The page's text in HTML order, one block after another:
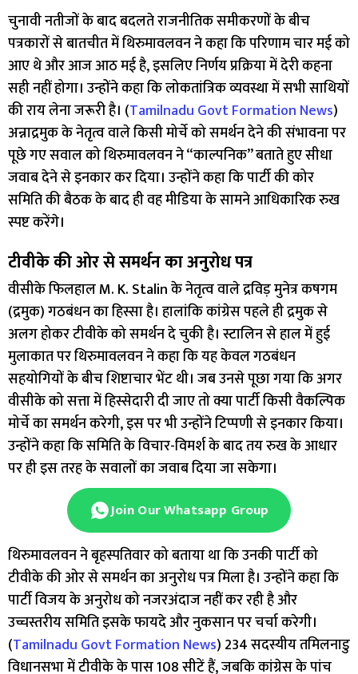
चुनावी नतीजों के बाद बदलते राजनीतिक समीकरणों के बीच
पत्रकारों से बातचीत में थिरुमावलवन ने कहा कि परिणाम चार मई को
आए थे और आज आठ मई है, इसलिए निर्णय प्रक्रिया में देरी कहना
सही नहीं होगा। उन्होंने कहा कि लोकतांत्रिक व्यवस्था में सभी साथियों
की राय लेना जरूरी है। (Tamilnadu Govt Formation News)
अन्नाद्रमुक के नेतृत्व वाले किसी मोर्चे को समर्थन देने की संभावना पर
पूछे गए सवाल को थिरुमावलवन ने “काल्पनिक” बताते हुए सीधा
जवाब देने से इनकार कर दिया। उन्होंने कहा कि पार्टी की कोर
समिति की बैठक के बाद ही वह मीडिया के सामने आधिकारिक रुख
स्पष्ट करेंगे।
टीवीके की ओर से समर्थन का अनुरोध पत्र
वीसीके फिलहालM. K. Stalinके नेतृत्व वाले द्रविड़ मुनेत्र कषगम
(द्रमुक) गठबंधन का हिस्सा है। हालांकि कांग्रेस पहले ही द्रमुक से
अलग होकर टीवीके को समर्थन दे चुकी है। स्टालिन से हाल में हुई
मुलाकात पर थिरुमावलवन ने कहा कि यह केवल गठबंधन
सहयोगियों के बीच शिष्टाचार भेंट थी। जब उनसे पूछा गया कि अगर
वीसीके को सत्ता में हिस्सेदारी दी जाए तो क्या पार्टी किसी वैकल्पिक
मोर्चे का समर्थन करेगी, इस पर भी उन्होंने टिप्पणी से इनकार किया।
उन्होंने कहा कि समिति के विचार-विमर्श के बाद तय रुख के आधार
पर ही इस तरह के सवालों का जवाब दिया जा सकेगा।
Join Our Whatsapp Group
थिरुमावलवन ने बृहस्पतिवार को बताया था कि उनकी पार्टी को
टीवीके की ओर से समर्थन का अनुरोध पत्र मिला है। उन्होंने कहा कि
पार्टी विजय के अनुरोध को नजरअंदाज नहीं कर रही है और
उच्चस्तरीय समिति इसके फायदे और नुकसान पर चर्चा करेगी।
(Tamilnadu Govt Formation News) 234 सदस्यीय तमिलनाडु
विधानसभा में टीवीके के पास 108 सीटें हैं, जबकि कांग्रेस के पांच